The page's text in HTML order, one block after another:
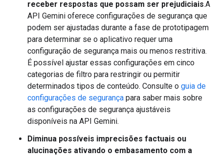
receber respostas que possam ser prejudiciais.A
API Gemini oferece configurações de segurança que
podem ser ajustadas durante a fase de prototipagem
para determinar se o aplicativo requer uma
configuração de segurança mais ou menos restritiva.
É possível ajustar essas configurações em cinco
categorias de filtro para restringir ou permitir
determinados tipos de conteúdo. Consulte o guia de
configurações de segurança para saber mais sobre
as configurações de segurança ajustáveis
disponíveis na API Gemini.
Diminua possíveis imprecisões factuais ou
alucinações ativando o embasamento com a